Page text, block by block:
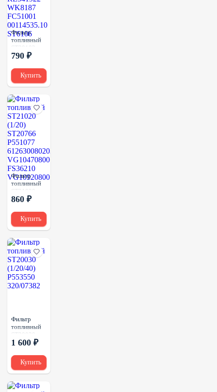
Фильтр
топливный
ST20102
(1/20)
RE541922
WK8187
FC51001
00114535.10
ST6106
790 ₽
Купить
Фильтр
топливный
ST21020
(1/20)
P551077
612630080203
VG1047080011
FS36210
VG1092080052
860 ₽
Купить
Фильтр
топливный
ST20030
(1/20/40)
320/07382
1 600 ₽
Купить